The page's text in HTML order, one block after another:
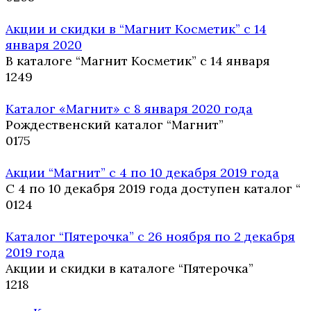
Акции и скидки в “Магнит Косметик” с 14
января 2020
В каталоге “Магнит Косметик” с 14 января
1249
Каталог «Магнит» с 8 января 2020 года
Рождественский каталог “Магнит”
0175
Акции “Магнит” с 4 по 10 декабря 2019 года
С 4 по 10 декабря 2019 года доступен каталог “
0124
Каталог “Пятерочка” с 26 ноября по 2 декабря
2019 года
Акции и скидки в каталоге “Пятерочка”
1218